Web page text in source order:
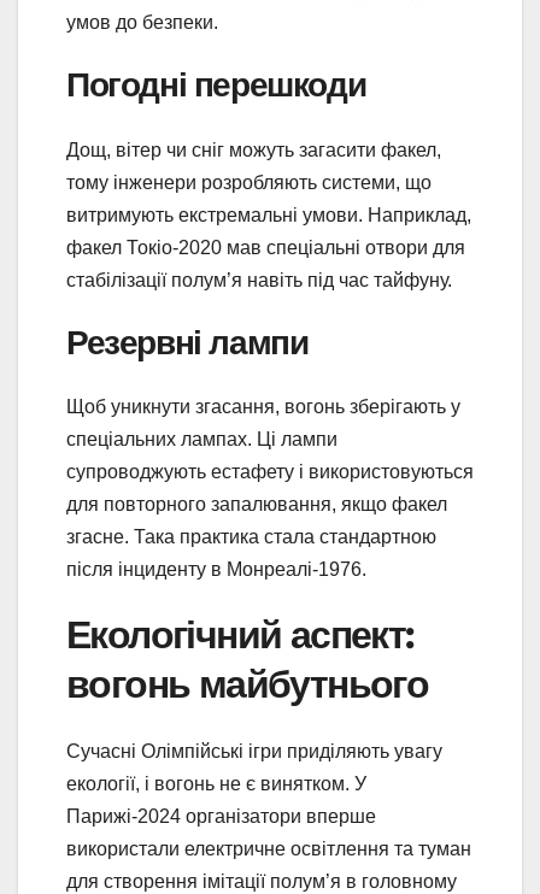
умов до безпеки.
Погодні перешкоди
Дощ, вітер чи сніг можуть загасити факел,
тому інженери розробляють системи, що
витримують екстремальні умови. Наприклад,
факел Токіо-2020 мав спеціальні отвори для
стабілізації полум’я навіть під час тайфуну.
Резервні лампи
Щоб уникнути згасання, вогонь зберігають у
спеціальних лампах. Ці лампи
супроводжують естафету і використовуються
для повторного запалювання, якщо факел
згасне. Така практика стала стандартною
після інциденту в Монреалі-1976.
Екологічний аспект:
вогонь майбутнього
Сучасні Олімпійські ігри приділяють увагу
екології, і вогонь не є винятком. У
Парижі-2024 організатори вперше
використали електричне освітлення та туман
для створення імітації полум’я в головному